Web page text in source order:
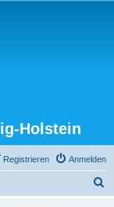
Holstein
Anmelden
Registrieren